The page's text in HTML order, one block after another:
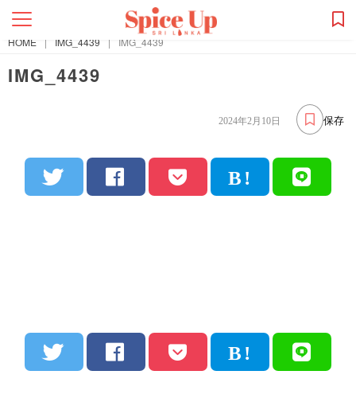
HOME | IMG_4439 | IMG_4439
IMG_4439
保存
2024年2月10日